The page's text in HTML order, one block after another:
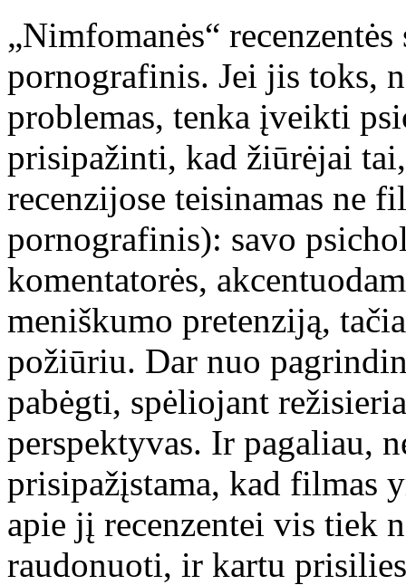
„Nimfomanės“
pornografinis. Jei jis toks,
problemas, tenka įveikti
prisipažinti, kad žiūrėjai
recenzijose teisinamas ne
pornografinis): savo
komentatorės,
meniškumo pretenziją,
požiūriu. Dar nuo
pabėgti, spėliojant
perspektyvas. Ir pagaliau,
prisipažįstama, kad filmas
apie jį recenzentei vis tiek
raudonuoti, ir kartu